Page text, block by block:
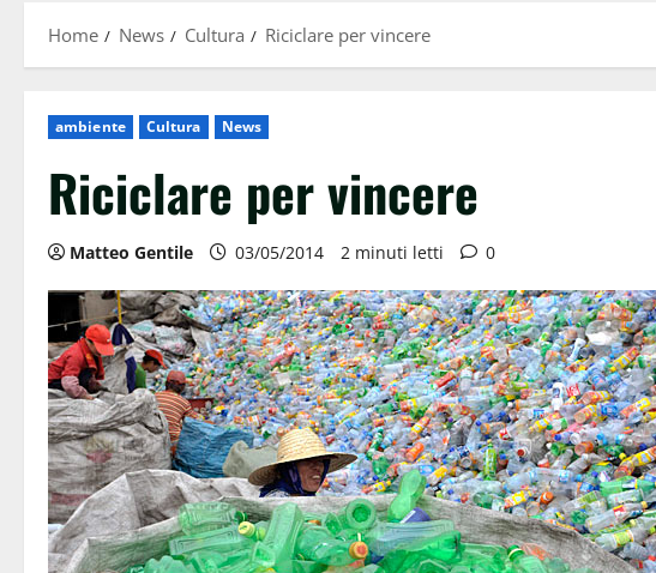
Home News Cultura Riciclare per vincere
ambiente Cultura News
Riciclare per vincere
Matteo Gentile 03/05/2014 2 minuti letti 0